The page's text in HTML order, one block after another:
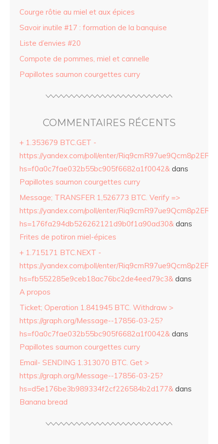
Courge rôtie au miel et aux épices
Savoir inutile #17 : formation de la banquise
Liste d’envies #20
Compote de pommes, miel et cannelle
Papillotes saumon courgettes curry
COMMENTAIRES RÉCENTS
+ 1.353679 BTC.GET -
https://yandex.com/poll/enter/
hs=f0a0c7fae032b55bc905f6682a1f0042& dans
Papillotes saumon courgettes curry
Message; TRANSFER 1,526773 BTC. Verify =>
https://yandex.com/poll/enter/
hs=176fa294db526262121d9b0f1a90ad30& dans
Frites de potiron miel-épices
+ 1.715171 BTC.NEXT -
https://yandex.com/poll/enter/
hs=fb552285e9ceb18ac76bc2de4eed79c3& dans
A propos
Ticket; Operation 1.841945 BTC. Withdraw >
https://graph.org/Message--17856-03-25?
hs=f0a0c7fae032b55bc905f6682a1f0042& dans
Papillotes saumon courgettes curry
Email- SENDING 1.313070 BTC. Get >
https://graph.org/Message--17856-03-25?
hs=d5e176be3b989334f2cf226584b2d177& dans
Banana bread